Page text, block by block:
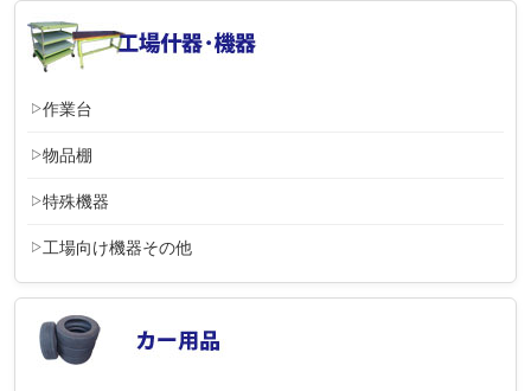
作業台
物品棚
特殊機器
工場向け機器その他